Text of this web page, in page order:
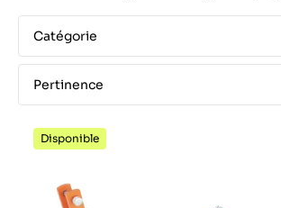
Catégorie
Pertinence
Disponible